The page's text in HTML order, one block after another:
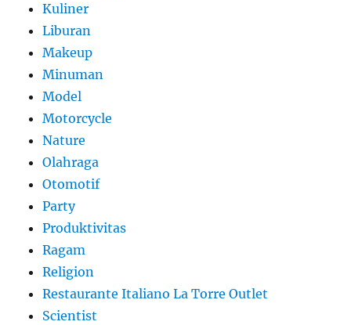
Kuliner
Liburan
Makeup
Minuman
Model
Motorcycle
Nature
Olahraga
Otomotif
Party
Produktivitas
Ragam
Religion
Restaurante Italiano La Torre Outlet
Scientist